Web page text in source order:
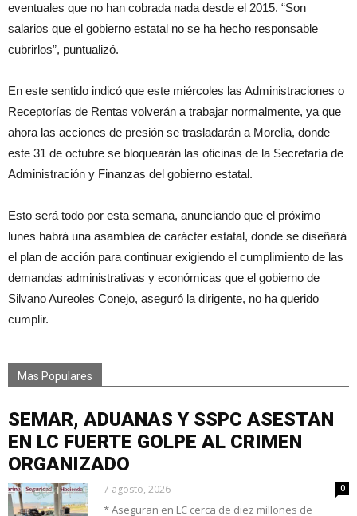
eventuales que no han cobrada nada desde el 2015. “Son
salarios que el gobierno estatal no se ha hecho responsable
cubrirlos”, puntualizó.
En este sentido indicó que este miércoles las Administraciones o
Receptorías de Rentas volverán a trabajar normalmente, ya que
ahora las acciones de presión se trasladarán a Morelia, donde
este 31 de octubre se bloquearán las oficinas de la Secretaría de
Administración y Finanzas del gobierno estatal.
Esto será todo por esta semana, anunciando que el próximo
lunes habrá una asamblea de carácter estatal, donde se diseñará
el plan de acción para continuar exigiendo el cumplimiento de las
demandas administrativas y económicas que el gobierno de
Silvano Aureoles Conejo, aseguró la dirigente, no ha querido
cumplir.
Mas Populares
SEMAR, ADUANAS Y SSPC ASESTAN
EN LC FUERTE GOLPE AL CRIMEN
ORGANIZADO
7 agosto, 2026 0
* Aseguran en LC cerca de diez millones de